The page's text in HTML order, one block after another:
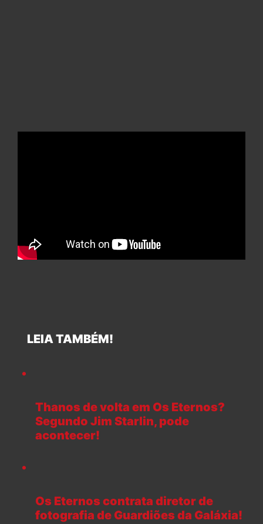
LEIA TAMBÉM!
Thanos de volta em Os Eternos?
Segundo Jim Starlin, pode
acontecer!
Os Eternos contrata diretor de
fotografia de Guardiões da Galáxia!